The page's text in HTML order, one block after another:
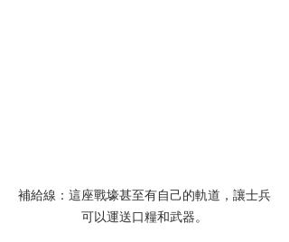
補給線：這座戰壕甚至有自己的軌道，讓士兵
可以運送口糧和武器。